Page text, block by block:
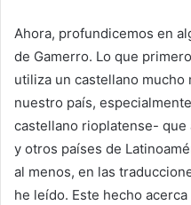
Ahora, profundicemos en
de Gamerro. Lo que
utiliza un castellano mucho
nuestro país,
castellano rioplatense- que
y otros países de
al menos, en las
he leído. Este hecho